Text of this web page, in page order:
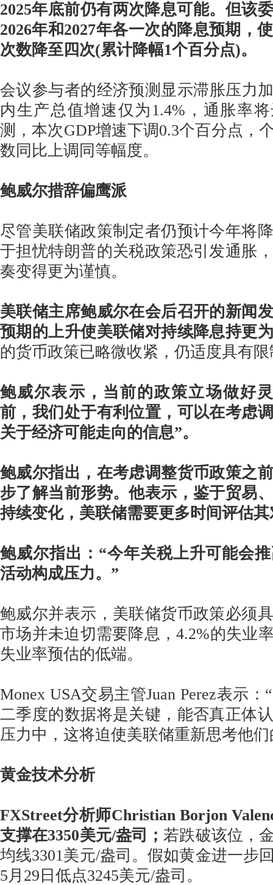
2025年底前仍有两次降息可能。但该
2026年和2027年各一次的降息预期，
次数降至四次(累计降幅1个百分点)。
会议参与者的经济预测显示滞胀压力
内生产总值增速仅为1.4%，通胀率
测，本次GDP增速下调0.3个百分点，
数同比上调同等幅度。
鲍威尔措辞偏鹰派
尽管美联储政策制定者仍预计今年将
于担忧特朗普的关税政策恐引发通胀
奏变得更为谨慎。
美联储主席鲍威尔在会后召开的新闻
预期的上升使美联储对持续降息持更
的货币政策已略微收紧，仍适度具有
鲍威尔表示，当前的政策立场做好
前，我们处于有利位置，可以在考虑
关于经济可能走向的信息”。
鲍威尔指出，在考虑调整货币政策之
步了解当前形势。他表示，鉴于贸易
持续变化，美联储需要更多时间评估
鲍威尔指出：“今年关税上升可能会
活动构成压力。”
鲍威尔并表示，美联储货币政策必须
市场并未迫切需要降息，4.2%的失业
失业率预估的低端。
Monex USA交易主管Juan Perez表示
二季度的数据将是关键，能否真正体
压力中，这将迫使美联储重新思考他
黄金技术分析
FXStreet分析师Christian Borjon
支撑在3350美元/盎司；若跌破该位，
均线3301美元/盎司。假如黄金进一步
5月29日低点3245美元/盎司。